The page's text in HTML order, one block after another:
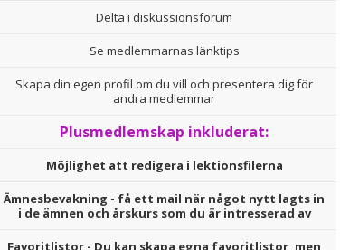
Delta i diskussionsforum
Se medlemmarnas länktips
Skapa din egen profil om du vill och presentera dig för
andra medlemmar
Plusmedlemskap inkluderat:
Möjlighet att redigera i lektionsfilerna
Ämnesbevakning - få ett mail när något nytt lagts in
i de ämnen och årskurs som du är intresserad av
Favoritlistor - Du kan skapa egna favoritlistor, men